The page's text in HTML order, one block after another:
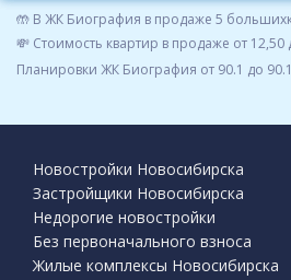
🤲 В ЖК Биография в продаже 5
💸 Стоимость квартир в продаже от
Планировки ЖК Биография от 90.1 до
Новостройки Новосибирска
Застройщики Новосибирска
Недорогие новостройки
Без первоначального взноса
Жилые комплексы Новосибирска